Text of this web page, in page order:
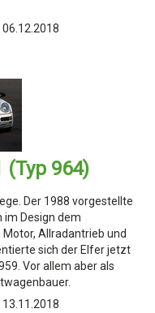
(Typ 964)
Der 1988 vorgestellte
im Design dem
Allradantrieb und
sich der Elfer jetzt
Vor allem aber als